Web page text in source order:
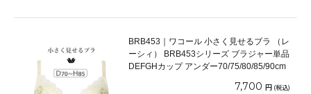
BRB453｜ワコール 小さく見せるブラ （レ
ーシィ） BRB453シリーズ ブラジャー単品
DEFGHカップ アンダー70/75/80/85/90cm
7,700 円 (税込)